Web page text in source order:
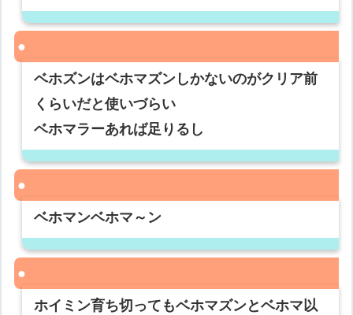
ベホズンはベホマズンしかないのがクリア前
くらいだと使いづらい
ベホマラーあれば足りるし
ベホマンベホマ～ン
ホイミン育ち切ってもベホマズンとベホマ以